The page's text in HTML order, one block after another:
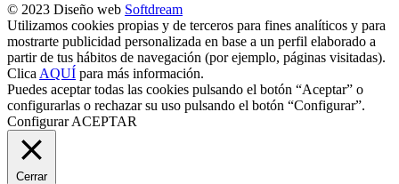
© 2023 Diseño web Softdream
Utilizamos cookies propias y de terceros para fines analíticos y para
mostrarte publicidad personalizada en base a un perfil elaborado a
partir de tus hábitos de navegación (por ejemplo, páginas visitadas).
Clica AQUÍ para más información.
Puedes aceptar todas las cookies pulsando el botón “Aceptar” o
configurarlas o rechazar su uso pulsando el botón “Configurar”.
Configurar ACEPTAR
Cerrar